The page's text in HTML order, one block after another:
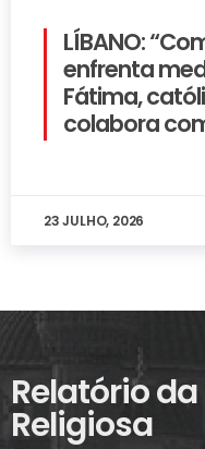
LÍBANO:
enfrenta
Fátima,
colabora
23 JULHO, 2026
Relatório
Religiosa